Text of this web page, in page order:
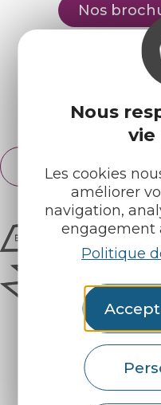
Nous
vie
Les cookies
améliorer
navigation,
engagement
Politique
Nos
Retrouvez-
Espace
Français
English